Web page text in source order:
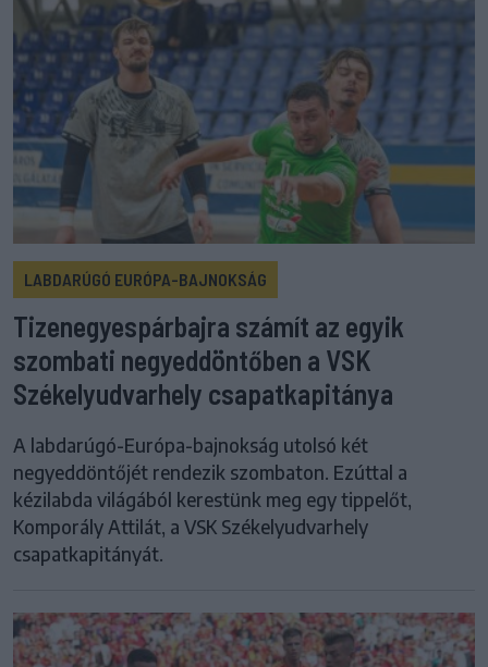
LABDARÚGÓ EURÓPA-BAJNOKSÁG
Tizenegyespárbajra számít az egyik
szombati negyeddöntőben a VSK
Székelyudvarhely csapatkapitánya
A labdarúgó-Európa-bajnokság utolsó két
negyeddöntőjét rendezik szombaton. Ezúttal a
kézilabda világából kerestünk meg egy tippelőt,
Komporály Attilát, a VSK Székelyudvarhely
csapatkapitányát.